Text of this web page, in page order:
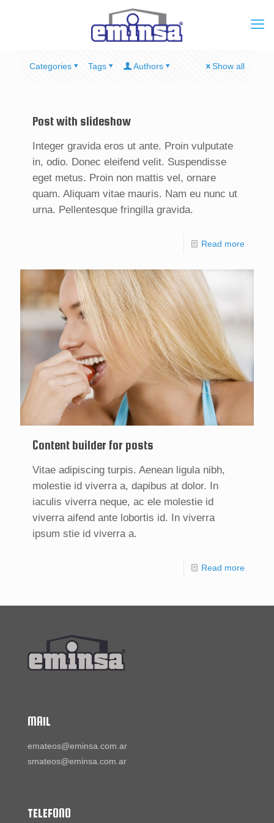
Categories Tags Authors Show all
Post with slideshow
Integer gravida eros ut ante. Proin vulputate
in, odio. Donec eleifend velit. Suspendisse
eget metus. Proin non mattis vel, ornare
quam. Aliquam vitae mauris. Nam eu nunc ut
urna. Pellentesque fringilla gravida.
Read more
Content builder for posts
Vitae adipiscing turpis. Aenean ligula nibh,
molestie id viverra a, dapibus at dolor. In
iaculis viverra neque, ac ele molestie id
viverra aifend ante lobortis id. In viverra
ipsum stie id viverra a.
Read more
MAIL
emateos@eminsa.com.ar
smateos@eminsa.com.ar
TELEFONO